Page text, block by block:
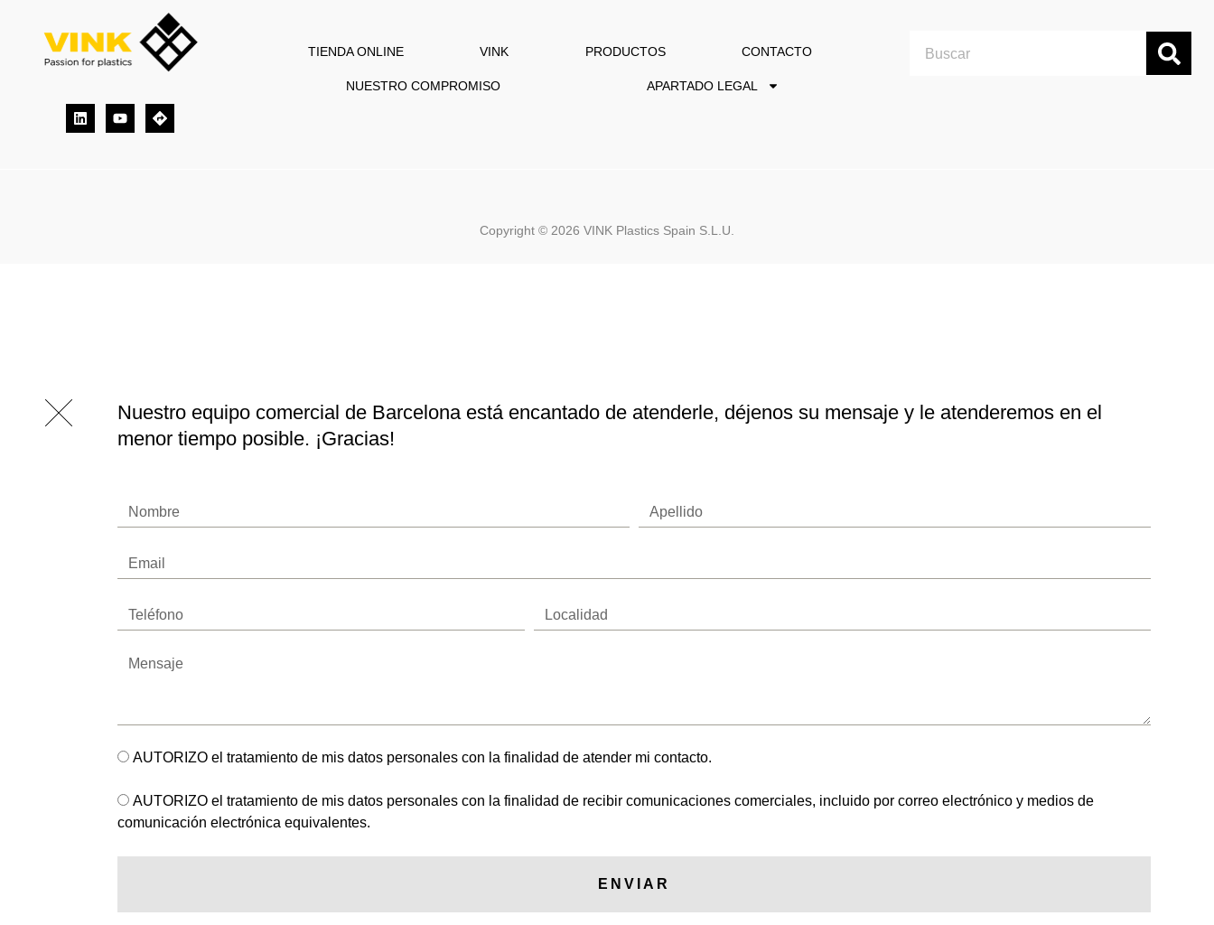
LinkedinYoutubeDirections
TIENDA ONLINE VINK PRODUCTOS CONTACTO
NUESTRO COMPROMISO APARTADO LEGAL
Copyright © 2026 VINK Plastics Spain S.L.U.
Nuestro equipo comercial de Barcelona está encantado de atenderle, déjenos su mensaje y le atenderemos en el
menor tiempo posible. ¡Gracias!
Nombre Apellido
Email
Teléfono Lugar
Mensaje
RGPD
AUTORIZO el tratamiento de mis datos personales con la finalidad de atender mi contacto.
AUTORIZO
AUTORIZO el tratamiento de mis datos personales con la finalidad de recibir comunicaciones comerciales, incluido por correo electrónico y medios de
comunicación electrónica equivalentes.
ENVIAR